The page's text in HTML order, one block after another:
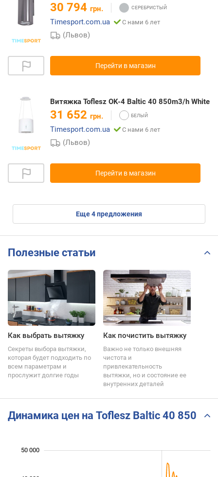
30 794 грн.
Timesport.com.ua
С нами 6 лет
(Львов)
Перейти в магазин
Витяжка Toflesz OK-4 Baltic 40 850m3/h White
31 652 грн.
Timesport.com.ua
С нами 6 лет
(Львов)
Перейти в магазин
eще4предложения
Полезные статьи
Как выбрать вытяжку
Секреты выбора вытяжки,
которая будет подходить по
всем параметрам и
прослужит долгие годы
Как почистить вытяжку
Важно не только внешняя
чистота и
привлекательность
вытяжки, но и состояние ее
внутренних деталей
Динамика цен на Toflesz Baltic 40 850
50 000